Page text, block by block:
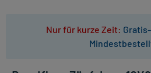
Nur für kurze Zeit: